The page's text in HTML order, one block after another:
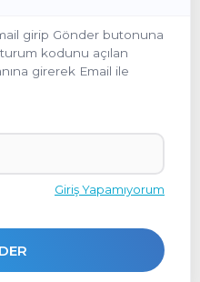
girip Gönder butonuna
kodunu açılan
girerek Email ile
Giriş Yapamıyorum